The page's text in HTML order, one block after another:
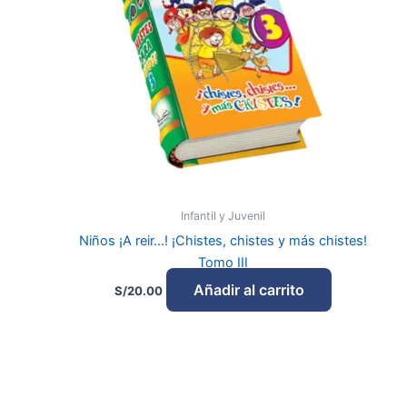
Perfecto para contar chistes en reuniones, viajes o
momentos de juego.
Pertenece a la colección «Niños a reír» de Los libros más
pequeños del mundo, pensada para entretener y
Infantil y Juvenil
Niños ¡A reir…! ¡Chistes, chistes y más chistes!
Tomo III
S/20.00 Añadir al carrito